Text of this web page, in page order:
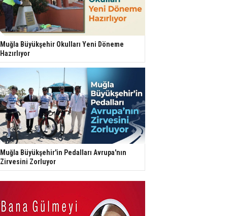
Muğla Büyükşehir Okulları Yeni Döneme
Hazırlıyor
Muğla Büyükşehir'in Pedalları Avrupa'nın
Zirvesini Zorluyor